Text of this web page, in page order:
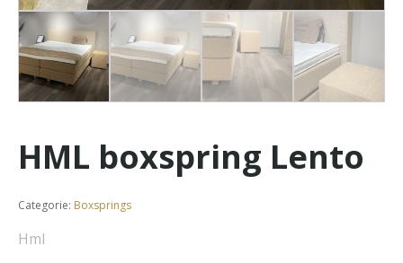
HML boxspring Lento
Categorie: Boxsprings
Hml